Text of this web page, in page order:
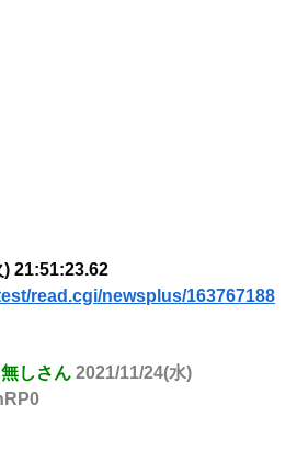
21:51:23.62
read.cgi/newsplus/163767188
しさん 2021/11/24(水)